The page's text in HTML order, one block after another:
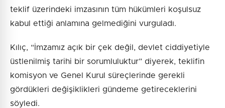
teklif üzerindeki imzasının tüm hükümleri koşulsuz
kabul ettiği anlamına gelmediğini vurguladı.
Kılıç, “İmzamız açık bir çek değil, devlet ciddiyetiyle
üstlenilmiş tarihi bir sorumluluktur” diyerek, teklifin
komisyon ve Genel Kurul süreçlerinde gerekli
gördükleri değişiklikleri gündeme getireceklerini
söyledi.